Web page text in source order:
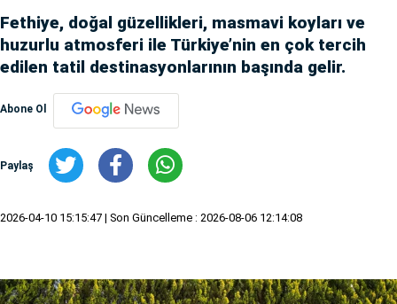
Fethiye, doğal güzellikleri, masmavi koyları ve
huzurlu atmosferi ile Türkiye’nin en çok tercih
edilen tatil destinasyonlarının başında gelir.
Abone Ol
Paylaş
2026-04-10 15:15:47 | Son Güncelleme : 2026-08-06 12:14:08